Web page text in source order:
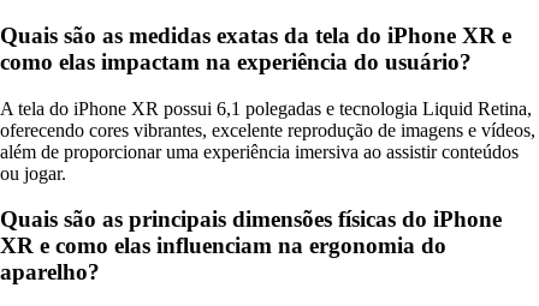
Quais são as medidas exatas da tela do iPhone XR e
como elas impactam na experiência do usuário?
A tela do iPhone XR possui 6,1 polegadas e tecnologia Liquid Retina,
oferecendo cores vibrantes, excelente reprodução de imagens e vídeos,
além de proporcionar uma experiência imersiva ao assistir conteúdos
ou jogar.
Quais são as principais dimensões físicas do iPhone
XR e como elas influenciam na ergonomia do
aparelho?